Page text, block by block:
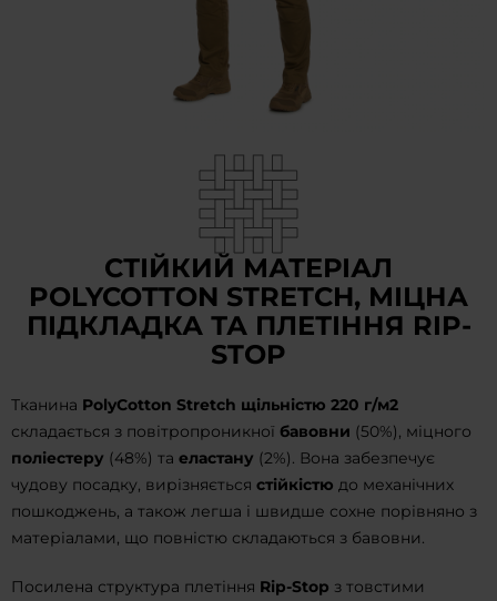
СТІЙКИЙ МАТЕРІАЛ
POLYCOTTON STRETCH, МІЦНА
ПІДКЛАДКА ТА ПЛЕТІННЯ RIP-
STOP
Тканина PolyCotton Stretch щільністю 220 г/м2
складається з повітропроникної бавовни (50%), міцного
поліестеру (48%) та еластану (2%). Вона забезпечує
чудову посадку, вирізняється стійкістю до механічних
пошкоджень, а також легша і швидше сохне порівняно з
матеріалами, що повністю складаються з бавовни.
Посилена структура плетіння Rip-Stop з товстими